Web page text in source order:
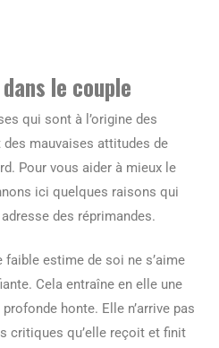
le couple
qui sont à l’origine des
mauvaises attitudes de
Pour vous aider à mieux le
ici quelques raisons qui
des réprimandes.
faible estime de soi ne s’aime
Cela entraîne en elle une
honte. Elle n’arrive pas
critiques qu’elle reçoit et finit